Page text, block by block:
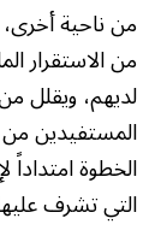
من ناحية أخرى،
من الاستقرار
لديهم، ويقلل
المستفيدين من
الخطوة امتداداً
التي تشرف عليها